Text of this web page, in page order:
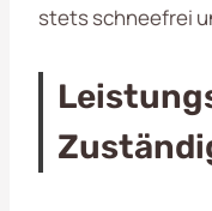
stets schneefrei